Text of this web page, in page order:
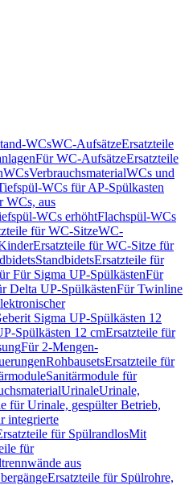
WCsWC-AufsätzeErsatzteile
Für WC-AufsätzeErsatzteile
WCsVerbrauchsmaterialWCs und
WCs für AP-Spülkasten
WCs, aus
WCs erhöhtFlachspül-WCs
für WC-SitzeWC-
Ersatzteile für WC-Sitze für
StandbidetsErsatzteile für
Für Sigma UP-SpülkästenFür
Delta UP-SpülkästenFür Twinline
Sigma UP-Spülkästen 12
Spülkästen 12 cmErsatzteile für
Für 2-Mengen-
RohbausetsErsatzteile für
Sanitärmodule für
UrinaleUrinale,
für Urinale, gespülter Betrieb,
integrierte
für SpülrandlosMit
für
aus
Ersatzteile für Spülrohre,